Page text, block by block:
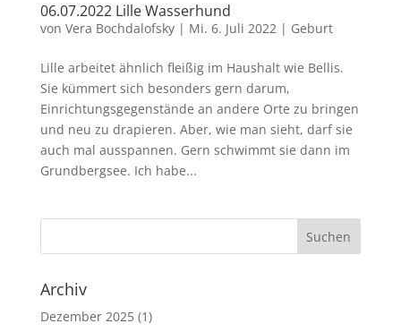
06.07.2022 Lille Wasserhund
von Vera Bochdalofsky| Mi. 6. Juli 2022| Geburt
Lille arbeitet ähnlich fleißig im Haushalt wie Bellis.
Sie kümmert sich besonders gern darum,
Einrichtungsgegenstände an andere Orte zu bringen
und neu zu drapieren. Aber, wie man sieht, darf sie
auch mal ausspannen. Gern schwimmt sie dann im
Grundbergsee. Ich habe...
Archiv
Dezember 2025(1)